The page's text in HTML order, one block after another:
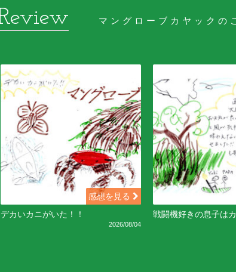
マングローブカヤックの
感想を見る
デカいカニがいた！！
2026/08/04
戦闘機好きの息子は